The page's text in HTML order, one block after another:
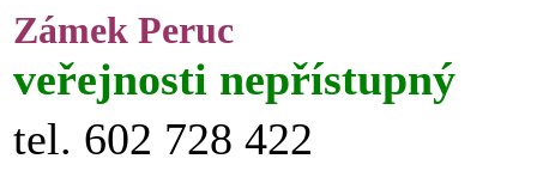
Zámek Peruc
veřejnosti nepřístupný
tel. 602 728 422